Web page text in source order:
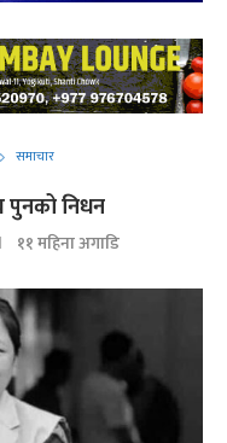
समाचार
पुनको निधन
११ महिना अगाडि